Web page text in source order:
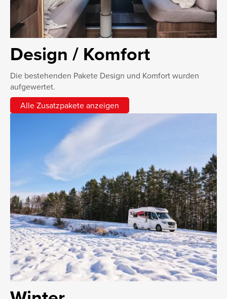
Design / Komfort
Die bestehenden Pakete Design und Komfort wurden
aufgewertet.
Alle Zusatzpakete anzeigen